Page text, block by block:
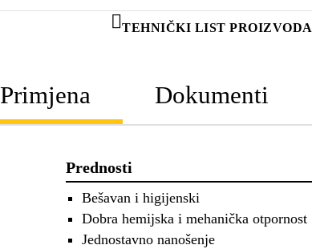
TEHNIČKI LIST PROIZVODA
Primjena Dokumenti
Prednosti
Bešavan i higijenski
Dobra hemijska i mehanička otpornost
Jednostavno nanošenje